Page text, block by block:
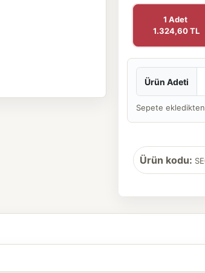
1 Adet
1.324,60 TL
Ürün Adeti
Sepete
Ürün kodu: